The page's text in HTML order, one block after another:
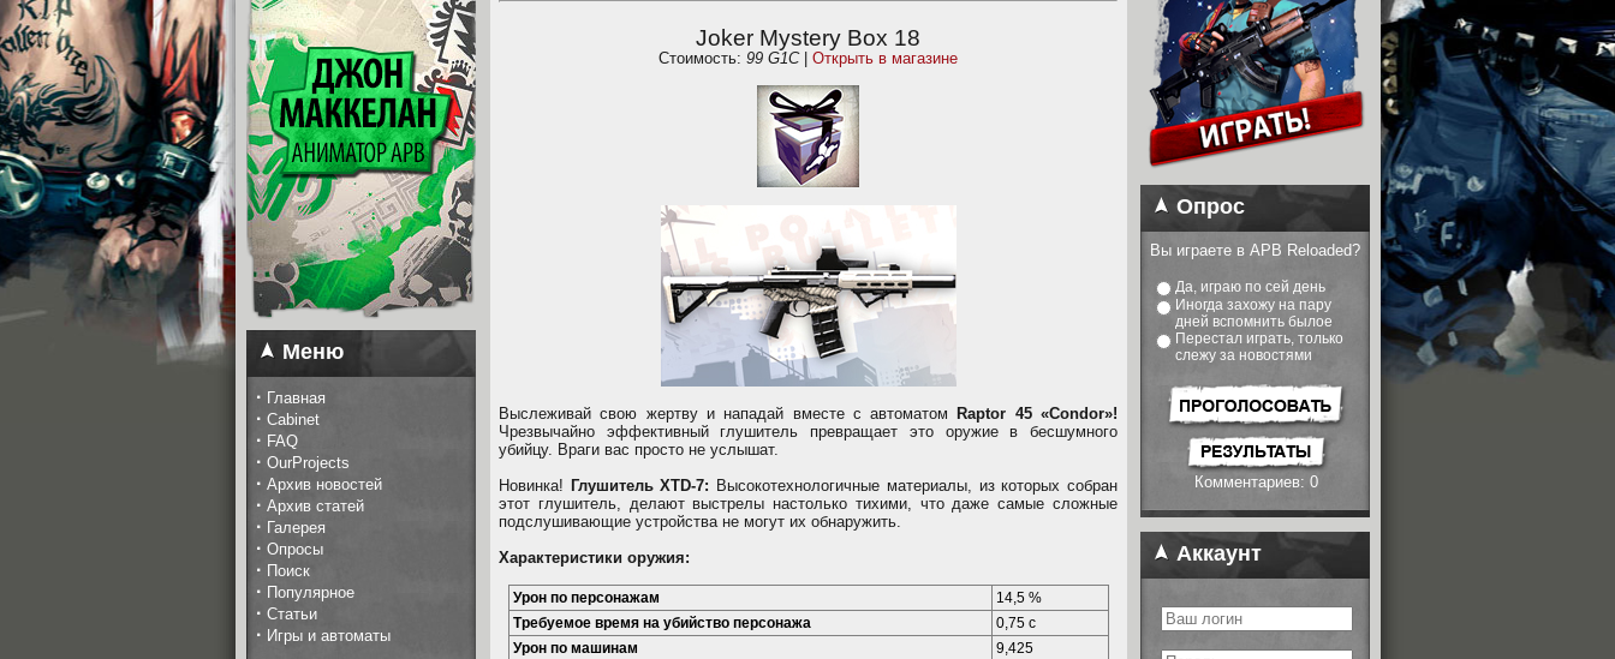
Меню
· Главная
· Cabinet
· FAQ
· OurProjects
· Архив новостей
· Архив статей
· Галерея
· Опросы
· Поиск
· Популярное
· Статьи
· Игры и автоматы
Joker Mystery Box 18
Стоимость: 99 G1C| Открыть в магазине
Выслеживай свою жертву и нападай вместе с автоматом
Raptor 45 «Condor»!
Чрезвычайно эффективный глушитель превращает это оружие в бесшумного
убийцу. Враги вас просто не услышат.
Новинка! Глушитель XTD-7: Высокотехнологичные материалы, из которых собран
этот глушитель, делают выстрелы настолько тихими, что даже самые сложные
подслушивающие устройства не могут их обнаружить.
Характеристики оружия:
Урон по персонажам
14,5 %
Требуемое время на убийство персонажа
0,75 с
Урон по машинам
9,425
Опрос
Вы играете в APB Reloaded?
Да, играю по сей день
Иногда захожу на пару
дней вспомнить былое
Перестал играть, только
слежу за новостями
Комментариев: 0
Аккаунт